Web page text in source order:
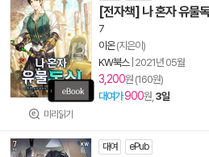
미리읽기
[전자책] 나 혼자 유물
7
이온(지은이)
KW북스| 2021년 05월
3,200원 (160원)
대여가900원, 3일
대여 ePub